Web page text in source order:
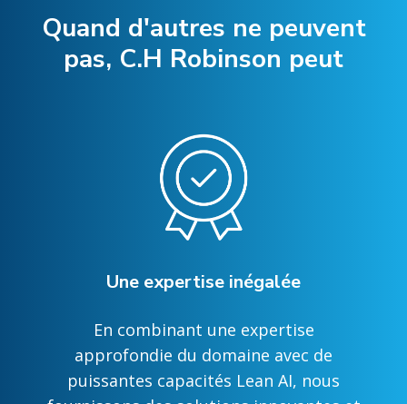
Quand d'autres ne peuvent
pas, C.H Robinson peut
Une expertise inégalée
En combinant une expertise
approfondie du domaine avec de
puissantes capacités Lean AI, nous